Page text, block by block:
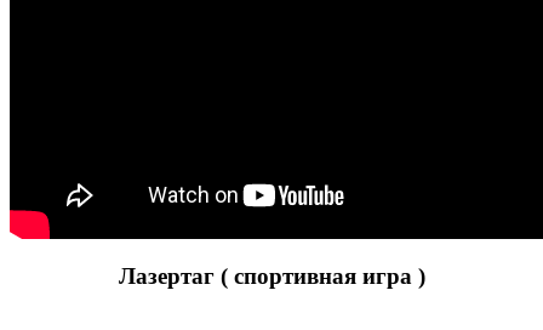
Лазертаг ( спортивная игра )